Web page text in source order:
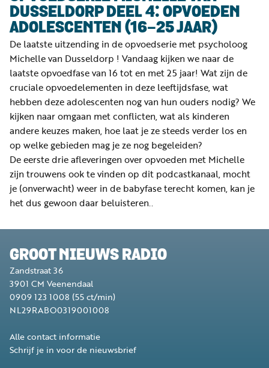
DUSSELDORP DEEL 4: OPVOEDEN
ADOLESCENTEN (16-25 JAAR)
De laatste uitzending in de opvoedserie met psycholoog
Michelle van Dusseldorp ! Vandaag kijken we naar de
laatste opvoedfase van 16 tot en met 25 jaar! Wat zijn de
cruciale opvoedelementen in deze leeftijdsfase, wat
hebben deze adolescenten nog van hun ouders nodig? We
kijken naar omgaan met conflicten, wat als kinderen
andere keuzes maken, hoe laat je ze steeds verder los en
op welke gebieden mag je ze nog begeleiden?
De eerste drie afleveringen over opvoeden met Michelle
zijn trouwens ook te vinden op dit podcastkanaal, mocht
je (onverwacht) weer in de babyfase terecht komen, kan je
het dus gewoon daar beluisteren..
GROOT NIEUWS RADIO
Zandstraat 36
3901 CM Veenendaal
0909 123 1008 (55 ct/min)
NL29RABO0319001008
Alle contact informatie
Schrijf je in voor de nieuwsbrief
Algemene
voorwaarden